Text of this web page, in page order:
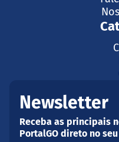
Newsletter
Receba as principais
PortalGO direto no